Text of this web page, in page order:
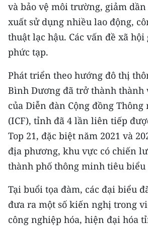
Media Pháp luật
Media Du lịch
Media Thế giới
Media Thể thao
Media Giáo dục
Media Y tế
Media Khoa học - Công nghệ
Media Môi trường
Ảnh
Infographic
và bảo vệ môi trường, giảm dần
xuất sử dụng nhiều lao động,
thuật lạc hậu. Các vấn đề xã
phức tạp.
Phát triển theo hướng đô thị
Bình Dương đã trở thành
của Diễn đàn Cộng đồng
(ICF), tỉnh đã 4 lần liên tiếp
Top 21, đặc biệt năm 2021 và
địa phương, khu vực có chiến
thành phố thông minh tiêu biểu
Tại buổi tọa đàm, các đại biểu
đưa ra một số kiến nghị trong
công nghiệp hóa, hiện đại hóa